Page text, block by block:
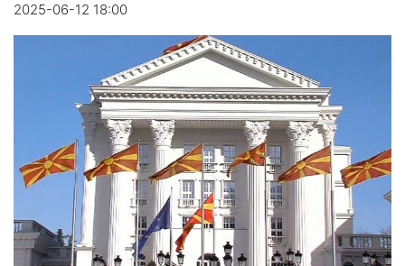
2025-06-12 18:00